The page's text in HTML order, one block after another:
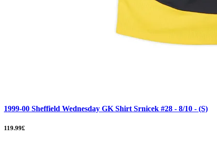
1999-00 Sheffield Wednesday GK Shirt Srnicek #28 - 8/10 - (S)
119.99£